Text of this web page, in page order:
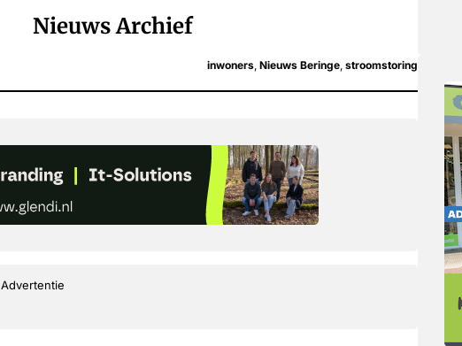
Nieuws Archief
inwoners Nieuws Beringe stroomstoring
Advertentie